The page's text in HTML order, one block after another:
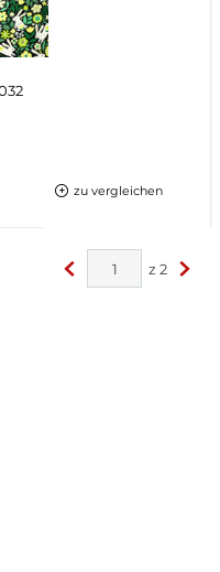
zu vergleichen
< z 2 >